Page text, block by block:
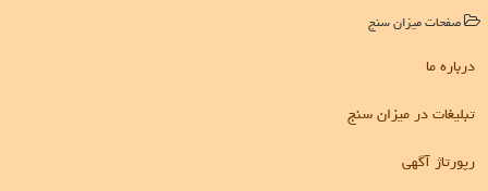
صفحات میزان سنج
درباره ما
تبلیغات در میزان سنج
رپورتاژ آگهی